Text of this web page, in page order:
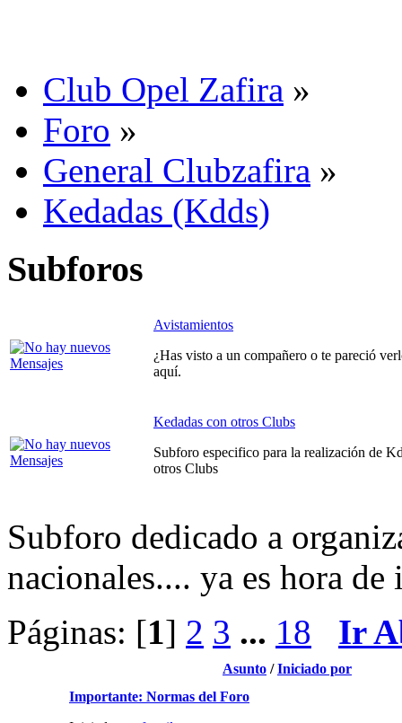
Club Opel Zafira »
Foro »
General Clubzafira »
Kedadas (Kdds)
Subforos
Avistamientos
¿Has visto a un compañero o te pareció
aquí.
Kedadas con otros Clubs
Subforo especifico para la realización de
otros Clubs
Subforo dedicado a
nacionales.... ya es hora
Páginas: [1] 2 3 ... 18 Ir
Asunto /Iniciado por
Importante: Normas del Foro